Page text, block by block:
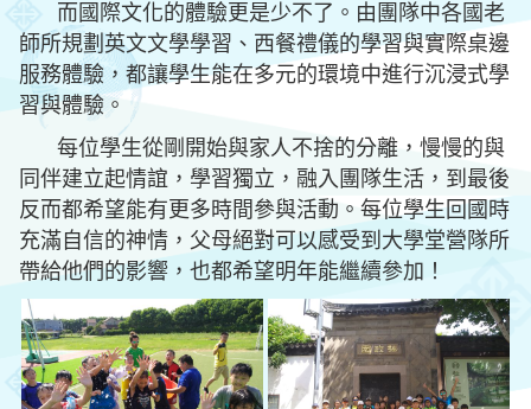
而國際文化的體驗更是少不了。由團隊中各國老
師所規劃英文文學學習、西餐禮儀的學習與實際桌邊
服務體驗，都讓學生能在多元的環境中進行沉浸式學
習與體驗。
每位學生從剛開始與家人不捨的分離，慢慢的與
同伴建立起情誼，學習獨立，融入團隊生活，到最後
反而都希望能有更多時間參與活動。每位學生回國時
充滿自信的神情，父母絕對可以感受到大學堂營隊所
帶給他們的影響，也都希望明年能繼續參加！